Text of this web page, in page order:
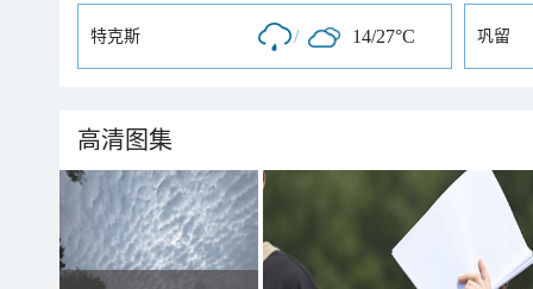
特克斯 / 14/27°C 巩留
高清图集